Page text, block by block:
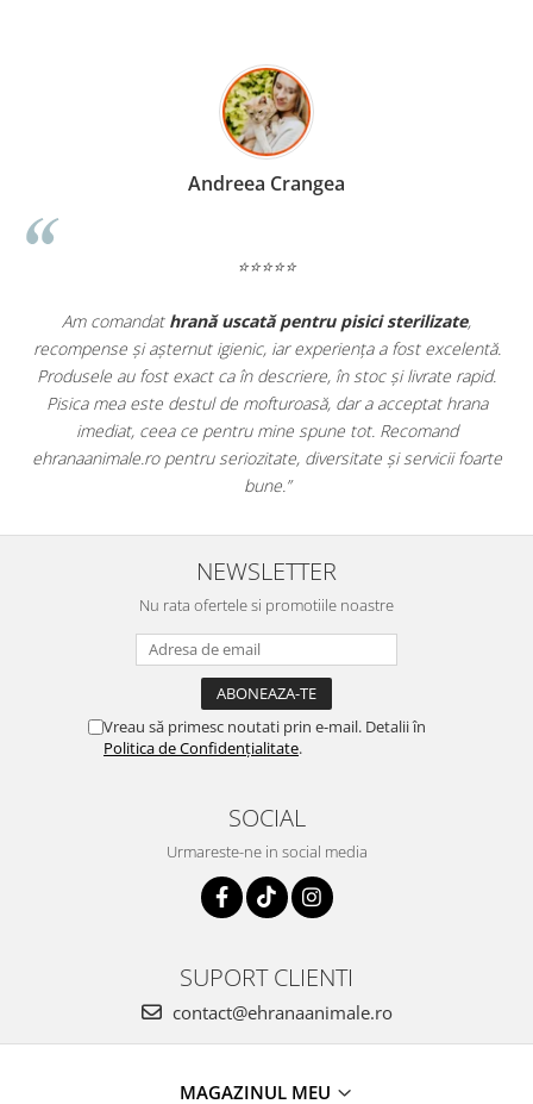
Madalina Stancea
⭐⭐⭐⭐⭐
Apreciez foarte mult faptul că peehranaanimale.rogăsesc
doar hrană, ci și produse dinfarmacia veterinară:
antiparazitare, suplimente și soluții de îngrijire. Este foarte
comod să pot comanda tot ce am nevoie pentru animalul
dintr-un singur loc. Livrarea a fost rapidă, iar produsele au fost
originale și în termen. Magazin serios, bine organizat și foarte
pentru orice stăpân de animale.
NEWSLETTER
Nu rata ofertele si promotiile noastre
Vreau să primesc noutati prin e-mail. Detalii în
Politica de Confidențialitate.
SOCIAL
Urmareste-ne in social media
SUPORT CLIENTI
contact@ehranaanimale.ro
MAGAZINUL MEU